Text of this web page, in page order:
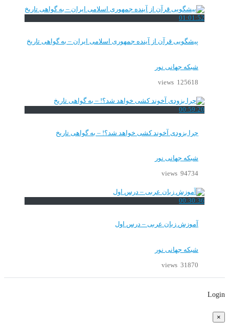
01:01:52
پیشگویی قرآن از آینده جمهوری اسلامی ایران – به گواهی تاریخ
شبکه جهانی نور
125618 views
00:59:20
چرا بزودی آخوند کشی خواهد شد؟! – به گواهی تاریخ
شبکه جهانی نور
94734 views
00:30:36
آموزش زبان عربی – درس اول
شبکه جهانی نور
31870 views
Login
×